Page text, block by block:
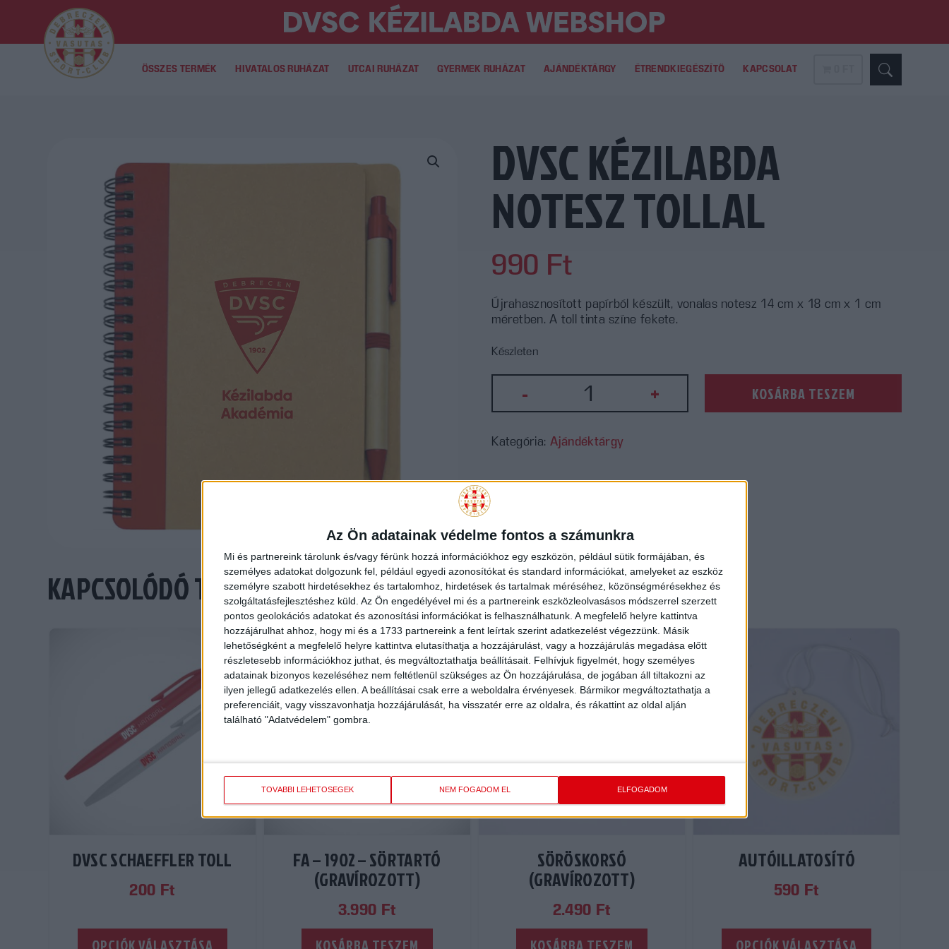
Az Ön adatainak védelme fontos a számunkra
Mi és partnereink tárolunk és/vagy férünk hozzá információkhoz egy eszközön, például sütik formájában, és
személyes adatokat dolgozunk fel, például egyedi azonosítókat és standard információkat, amelyeket az eszköz
személyre szabott hirdetésekhez és tartalomhoz, hirdetések és tartalmak méréséhez, közönségmérésekhez és
szolgáltatásfejlesztéshez küld. Az Ön engedélyével mi és a partnereink eszközleolvasásos módszerrel szerzett
pontos geolokációs adatokat és azonosítási információkat is felhasználhatunk. A megfelelő helyre kattintva
hozzájárulhat ahhoz, hogy mi és a 1733 partnereink a fent leírtak szerint adatkezelést végezzünk. Másik
lehetőségként a megfelelő helyre kattintva elutasíthatja a hozzájárulást, vagy a hozzájárulás megadása előtt
részletesebb információkhoz juthat, és megváltoztathatja beállításait. Felhívjuk figyelmét, hogy személyes
adatainak bizonyos kezeléséhez nem feltétlenül szükséges az Ön hozzájárulása, de jogában áll tiltakozni az
ilyen jellegű adatkezelés ellen. A beállításai csak erre a weboldalra érvényesek. Bármikor megváltoztathatja a
preferenciáit, vagy visszavonhatja hozzájárulását, ha visszatér erre az oldalra, és rákattint az oldal alján
található "Adatvédelem" gombra.
TOVÁBBI LEHETŐSÉGEK NEM FOGADOM EL ELFOGADOM
ÖSSZES TERMÉK HIVATALOS RUHÁZAT UTCAI RUHÁZAT GYERMEK RUHÁZAT AJÁNDÉKTÁRGY ÉTRENDKIEGÉSZÍTŐ KAPCSOLAT
DVSC KÉZILABDA
NOTESZ TOLLAL
990 Ft
Újrahasznosított papírból készült, vonalas notesz 14 cm x 18 cm x 1 cm
méretben. A toll tinta színe fekete.
Készleten
-
DVSC
Kézilabda
notesz
tollal
+ KOSÁRBA TESZEM
Kategória: Ajándéktárgy
KAPCSOLÓDÓ TERMÉKEK
DVSC SCHAEFFLER TOLL
200 Ft
OPCIÓK VÁLASZTÁSA
FA – 1902 – SÖRTARTÓ
(GRAVÍROZOTT)
3.990 Ft
KOSÁRBA TESZEM
SÖRÖSKORSÓ
(GRAVÍROZOTT)
2.490 Ft
KOSÁRBA TESZEM
AUTÓILLATOSÍTÓ
590 Ft
OPCIÓK VÁLASZTÁSA